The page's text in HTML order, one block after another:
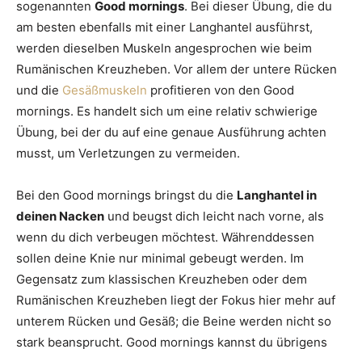
sogenannten Good mornings. Bei dieser Übung, die du
am besten ebenfalls mit einer Langhantel ausführst,
werden dieselben Muskeln angesprochen wie beim
Rumänischen Kreuzheben. Vor allem der untere Rücken
und die Gesäßmuskeln profitieren von den Good
mornings. Es handelt sich um eine relativ schwierige
Übung, bei der du auf eine genaue Ausführung achten
musst, um Verletzungen zu vermeiden.
Bei den Good mornings bringst du die Langhantel in
deinen Nacken und beugst dich leicht nach vorne, als
wenn du dich verbeugen möchtest. Währenddessen
sollen deine Knie nur minimal gebeugt werden. Im
Gegensatz zum klassischen Kreuzheben oder dem
Rumänischen Kreuzheben liegt der Fokus hier mehr auf
unterem Rücken und Gesäß; die Beine werden nicht so
stark beansprucht. Good mornings kannst du übrigens